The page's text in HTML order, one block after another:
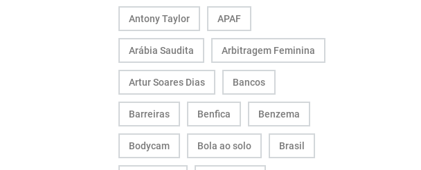
Antony Taylor APAF
Arábia Saudita Arbitragem Feminina
Artur Soares Dias Bancos
Barreiras Benfica Benzema
Bodycam Bola ao solo Brasil